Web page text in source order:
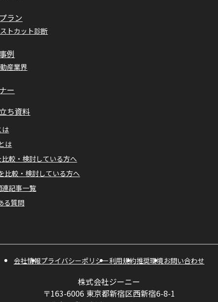
ラン
トカット診断
例
産業界
ー
ち資料
は
は
比較・検討している方へ
比較・検討している方へ
連記事一覧
る質問
会社情報プライバシーポリシー利用規約推奨環境お問い合わせ
株式会社ジーニー
〒163-6006 東京都新宿区西新宿6-8-1